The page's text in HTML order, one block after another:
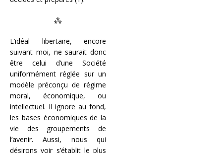
⁂
L’idéal libertaire, encore
suivant moi, ne saurait donc
être celui d’une Société
uniformément réglée sur un
modèle préconçu de régime
moral, économique, ou
intellectuel. Il ignore au fond,
les bases économiques de la
vie des groupements de
l’avenir. Aussi, nous qui
désirons voir s’établit le plus